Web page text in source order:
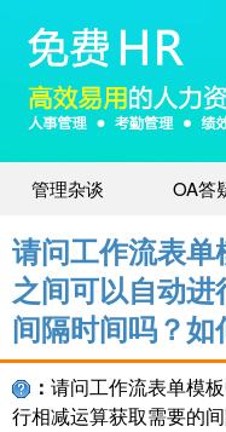
管理杂谈 OA答
请问工作流表单
之间可以自动进
间隔时间吗？如
： 请问工作流表单模
行相减运算获取需要的